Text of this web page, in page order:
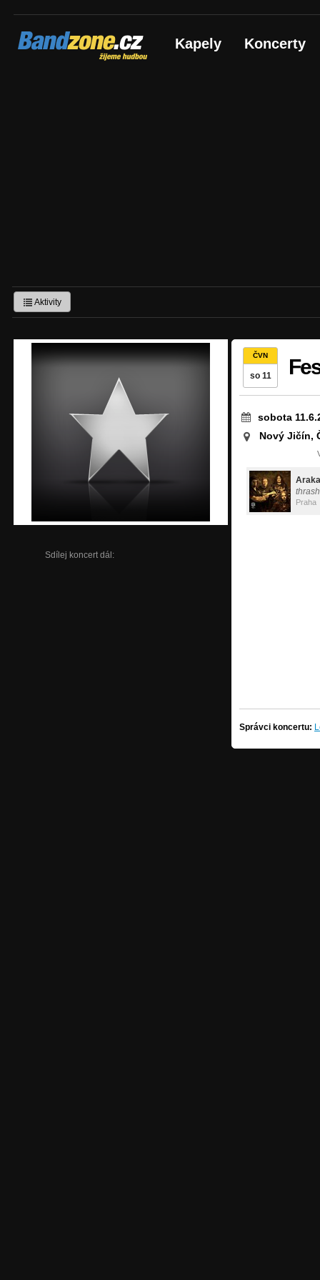
Bandzone.cz
žijeme hudbou Kapely Koncerty
Aktivity
Sdílej koncert dál:
ČVN
so 11
sobota
Nový Jičín,
Praha
Správci koncertu: